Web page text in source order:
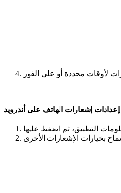
إشعارات الهاتف على أندرويد